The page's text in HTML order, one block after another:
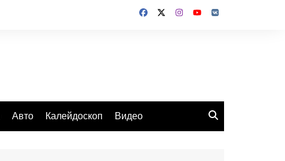
Авто Калейдоскоп Видео